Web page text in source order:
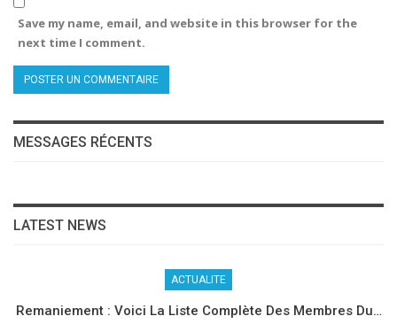
Save my name, email, and website in this browser for the
next time I comment.
MESSAGES RÉCENTS
LATEST NEWS
ACTUALITE
Remaniement : Voici La Liste Complète Des Membres Du…